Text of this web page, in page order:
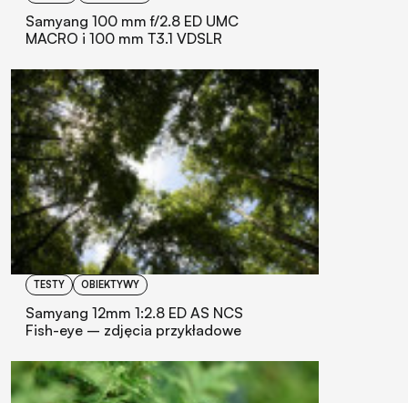
Samyang 100 mm f/2.8 ED UMC
MACRO i 100 mm T3.1 VDSLR
TESTY OBIEKTYWY
Samyang 12mm 1:2.8 ED AS NCS
Fish-eye – zdjęcia przykładowe